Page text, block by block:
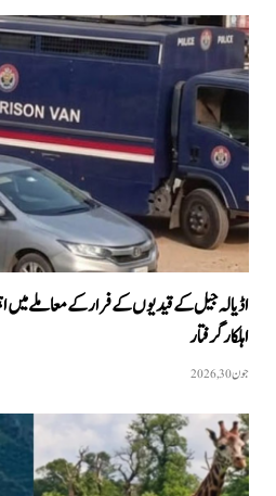
اہلکار گرفتار
جون 30, 2026